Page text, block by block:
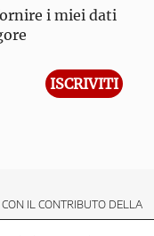
i miei dati
IL CONTRIBUTO DELLA